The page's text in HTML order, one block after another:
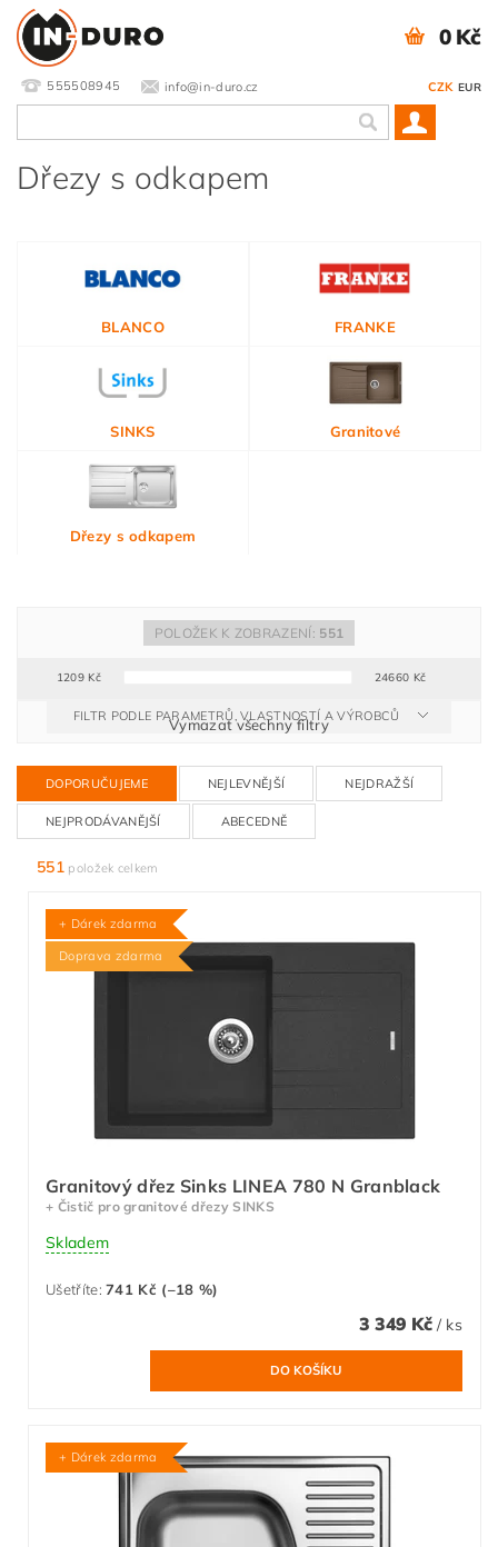
555508945 info@in-duro.cz CZK EUR
0 Kč
Dřezy s odkapem
BLANCO FRANKE
SINKS Granitové
Dřezy s odkapem
1209Kč 24660 Kč
POLOŽEK K ZOBRAZENÍ: 551
FILTR PODLE PARAMETRŮ, VLASTNOSTÍ A VÝROBCŮ
Vymazat všechny filtry
DOPORUČUJEME NEJLEVNĚJŠÍ NEJDRAŽŠÍ
NEJPRODÁVANĚJŠÍ ABECEDNĚ
551položek celkem
+ Dárek zdarma
Doprava zdarma
Granitový dřez Sinks LINEA 780 N Granblack
+ Čistič pro granitové dřezy SINKS
Skladem
Ušetříte:741 Kč (–18 %)
3 349 Kč / ks
+ Dárek zdarma